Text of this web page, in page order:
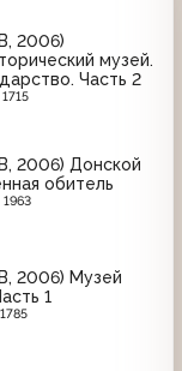
2006)
музей.
Часть 2
1715
2006) Донской
обитель
1963
2006) Музей
1
1785